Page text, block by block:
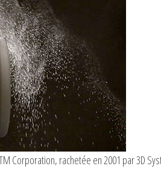
rachetée en 2001 par 3D